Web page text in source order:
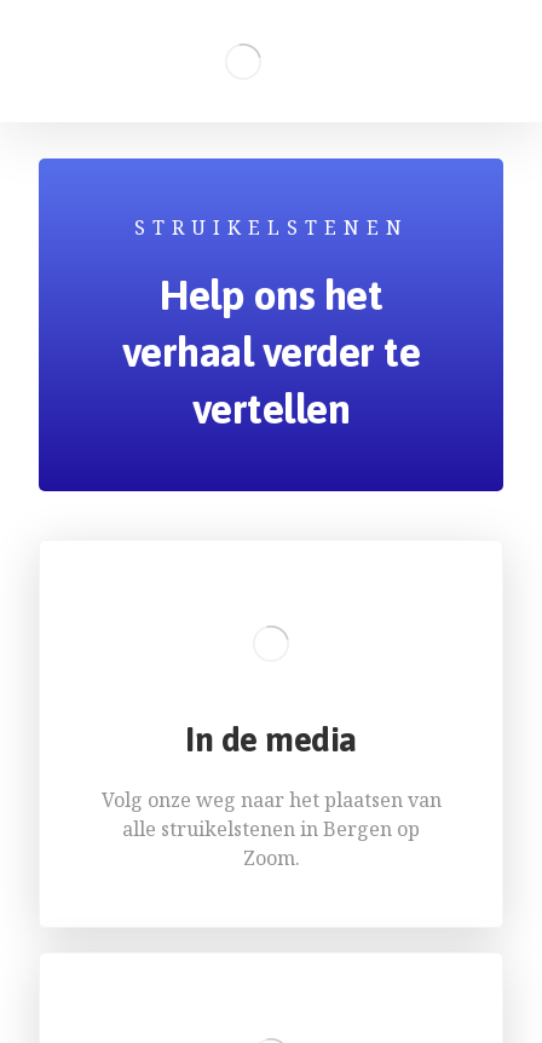
STRUIKELSTENEN
Help ons het
verhaal verder te
vertellen
In de media
Volg onze weg naar het plaatsen van
alle struikelstenen in Bergen op
Zoom.